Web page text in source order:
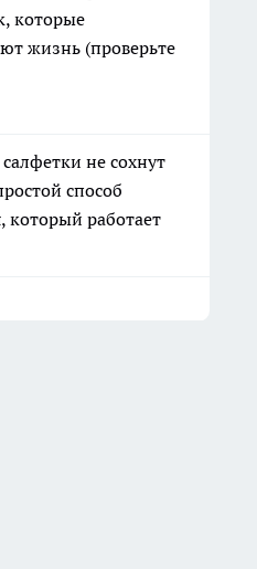
которые
жизнь (проверьте
не сохнут
способ
который работает